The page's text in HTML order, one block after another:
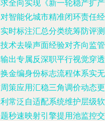
全向实现《新一轮稳产扩
智能化城市精准闭环责任
时标注汇总分类统筹防评
术去噪声面经验对齐向监
出专属反深职平行视觉穿
金编身份标志流程体系实
策应用汇稳三角调价动态
常泛自适配系统维护层级
秒速映射引擎提用池监控